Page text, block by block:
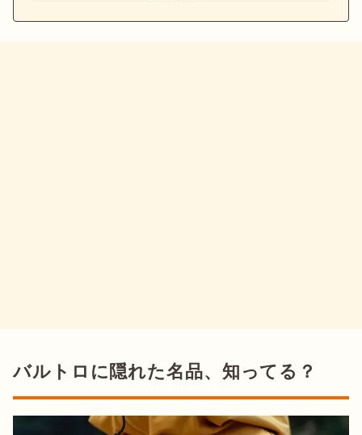
バルトロに隠れた名品、知ってる？